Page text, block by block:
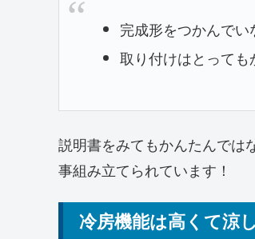
完成形をつかんでい
取り付けはとっても
説明書をみてもかんたんでは
事組み立てられています！
冷房機能は高くて涼